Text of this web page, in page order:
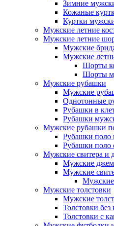
Зимние
Кожаные
Куртки
Мужские летние
Мужские летние
Мужские
Мужские
Шорты
Шорты
Мужские рубашки
Мужские
Однотонные
Рубашки в
Рубашки
Мужские рубашки
Рубашки поло
Рубашки поло
Мужские свитера и
Мужские
Мужские
Мужские
Мужские толстовки
Мужские
Толстовки
Толстовки с